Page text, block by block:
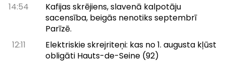
14:54
Kafijas skrējiens, slavenā kalpotāju
sacensība, beigās nenotiks septembrī
Parīzē.
12:11
Elektriskie skrejriteņi: kas no 1. augusta kļūst
obligāti Hauts-de-Seine (92)